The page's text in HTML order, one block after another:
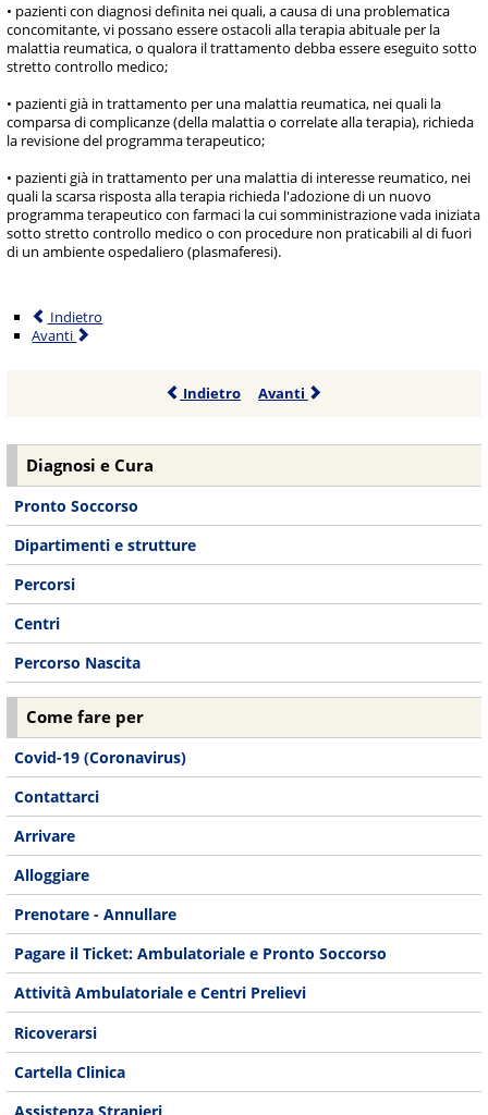
• pazienti con diagnosi definita nei quali, a causa di una problematica
concomitante, vi possano essere ostacoli alla terapia abituale per la
malattia reumatica, o qualora il trattamento debba essere eseguito sotto
stretto controllo medico;
• pazienti già in trattamento per una malattia reumatica, nei quali la
comparsa di complicanze (della malattia o correlate alla terapia), richieda
la revisione del programma terapeutico;
• pazienti già in trattamento per una malattia di interesse reumatico, nei
quali la scarsa risposta alla terapia richieda l'adozione di un nuovo
programma terapeutico con farmaci la cui somministrazione vada iniziata
sotto stretto controllo medico o con procedure non praticabili al di fuori
di un ambiente ospedaliero (plasmaferesi).
Indietro
Avanti
Indietro Avanti
Diagnosi e Cura
Pronto Soccorso
Dipartimenti e strutture
Percorsi
Centri
Percorso Nascita
Come fare per
Covid-19 (Coronavirus)
Contattarci
Arrivare
Alloggiare
Prenotare - Annullare
Pagare il Ticket: Ambulatoriale e Pronto Soccorso
Attività Ambulatoriale e Centri Prelievi
Ricoverarsi
Cartella Clinica
Assistenza Stranieri